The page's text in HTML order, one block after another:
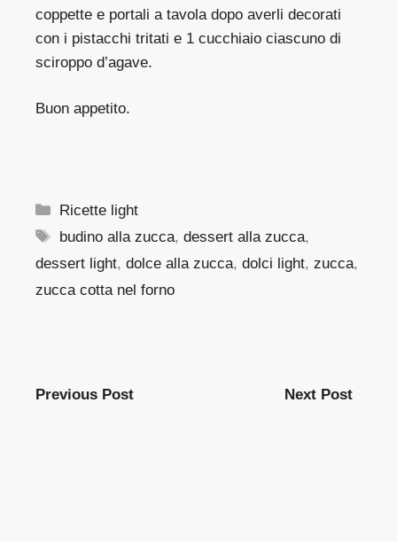
coppette e portali a tavola dopo averli decorati
con i pistacchi tritati e 1 cucchiaio ciascuno di
sciroppo d’agave.
Buon appetito.
Categorie
Ricette light
Tag
budino alla zucca,dessert alla zucca,
dessert light, dolce alla zucca, dolci light, zucca,
zucca cotta nel forno
Previous Post Next Post